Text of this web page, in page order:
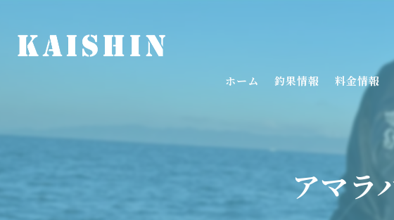
ホーム 釣果情報 料金情報
アマラ